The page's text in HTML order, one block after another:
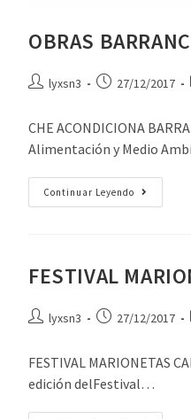
OBRAS
lyxsn3 27/12/2017
CHE ACONDICIONA
Alimentación y Medio
Continuar Leyendo
FESTIVAL
lyxsn3 27/12/2017
FESTIVAL MARIONETAS
edición delFestival…